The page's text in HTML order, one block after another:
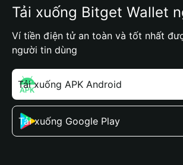
Tải xuống Bitget Wallet
Ví tiền điện tử an toàn và tốt nhất
người tin dùng
Tải xuống APK Android
Tải xuống Google Play